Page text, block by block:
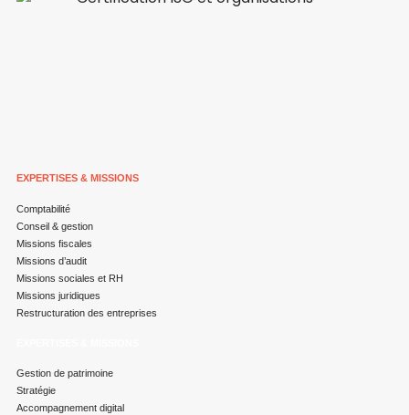
EXPERTISES & MISSIONS
Comptabilité
Conseil & gestion
Missions fiscales
Missions d’audit
Missions sociales et RH
Missions juridiques
Restructuration des entreprises
Gestion de patrimoine
Stratégie
Accompagnement digital